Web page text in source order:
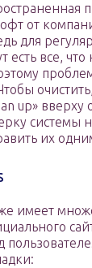
от
для
есть все,
up»
системы
их
имеет